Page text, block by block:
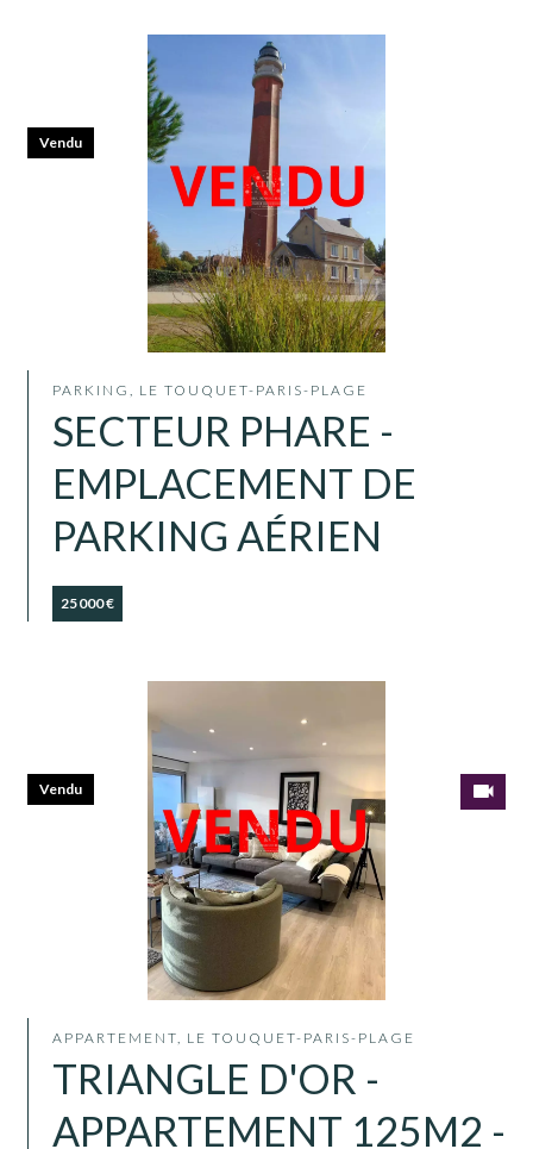
PARKING, LE TOUQUET-PARIS-PLAGE
SECTEUR PHARE -
EMPLACEMENT DE
PARKING AÉRIEN
25 000 €
Vendu
APPARTEMENT, LE TOUQUET-PARIS-PLAGE
TRIANGLE D'OR -
APPARTEMENT 125M2 -
Vendu